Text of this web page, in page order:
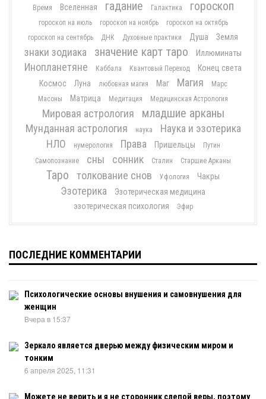
Время Вселенная гадание Галактика гороскоп
гороскоп на июль гороскоп на ноябрь
гороскоп на октябрь
гороскоп на сентябрь
ДНК Духовные практики Душа Земля
знаки зодиака значение карт таро Иллюминаты
Инопланетяне Каббала Квантовый Переход
Конец света
Космос
Луна любовная магия Маг Магия
Марс
Масоны
Матрица Медитация Медицинская Астрология
Мировая астрология младшие арканы
Мунданная астрология наука
Наука и эзотерика
НЛО
нумерология Права Пришельцы
Путин
Самопознание
сны сонник Сталин Старшие Арканы
Таро толкование снов Уфология Чакры
Эзотерика
Эзотерическая медицина
эзотерическая психология
Эфир
ПОСЛЕДНИЕ КОММЕНТАРИИ
Психологические основы внушения и самовнушения для
женщин
Вчера в 15:37
Зеркало является дверью между физическим миром и
тонким
6 апреля 2025, 11:31
Можете не верить и я не сторонник слепой веры, поэтому